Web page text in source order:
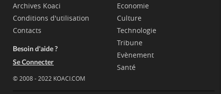
Archives Koaci
Conditions d'utilisation
Contacts
Besoin d'aide ?
Se Connecter
© 2008 - 2022 KOACI.COM
Economie
Culture
Technologie
Tribune
Evènement
Santé